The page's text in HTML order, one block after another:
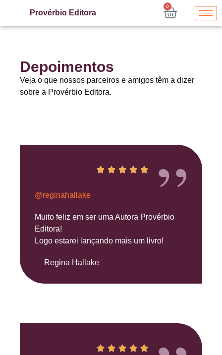
Provérbio Editora
0
Depoimentos
Veja o que nossos parceiros e amigos têm a dizer
sobre a Provérbio Editora.
”
@reginahallake
Muito feliz em ser uma Autora Provérbio
Editora!
Logo estarei lançando mais um livro!
Regina Hallake